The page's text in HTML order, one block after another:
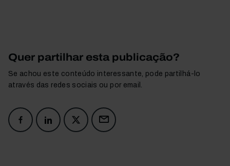
Quer partilhar esta publicação?
Se achou este conteúdo interessante, pode partilhá-lo
através das redes sociais ou por email.